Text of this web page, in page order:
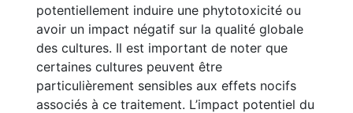
potentiellement induire une phytotoxicité ou
avoir un impact négatif sur la qualité globale
des cultures. Il est important de noter que
certaines cultures peuvent être
particulièrement sensibles aux effets nocifs
associés à ce traitement. L’impact potentiel du